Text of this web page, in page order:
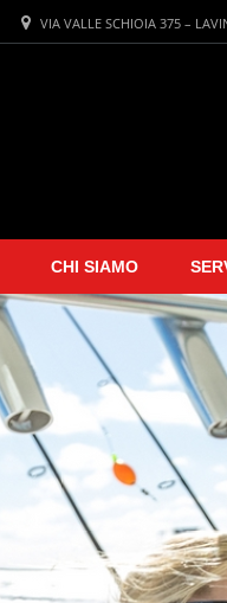
VIA VALLE SCHIOIA 375 –
CHI SIAMO